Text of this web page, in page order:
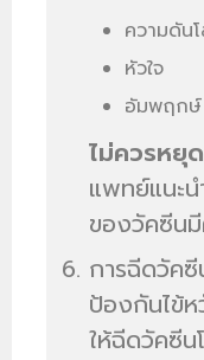
ความดัน
หัวใจ
อัมพฤกษ์
ไม่ควรหยุ
แพทย์แนะ
ของวัคซีน
การฉีดวัค
ป้องกันไข้
ให้ฉีดวัคซีน